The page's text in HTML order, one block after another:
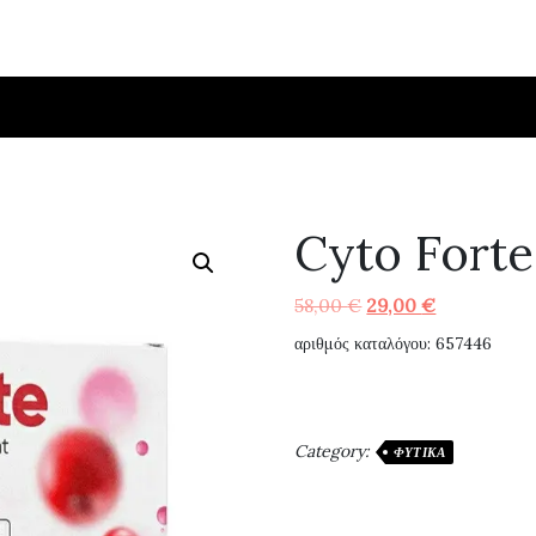
Cyto Forte
58,00€ Original
price
29,00€Η
τρέχουσα
αριθμός καταλόγου: 657446
Category: ΦΥΤΙΚΆ